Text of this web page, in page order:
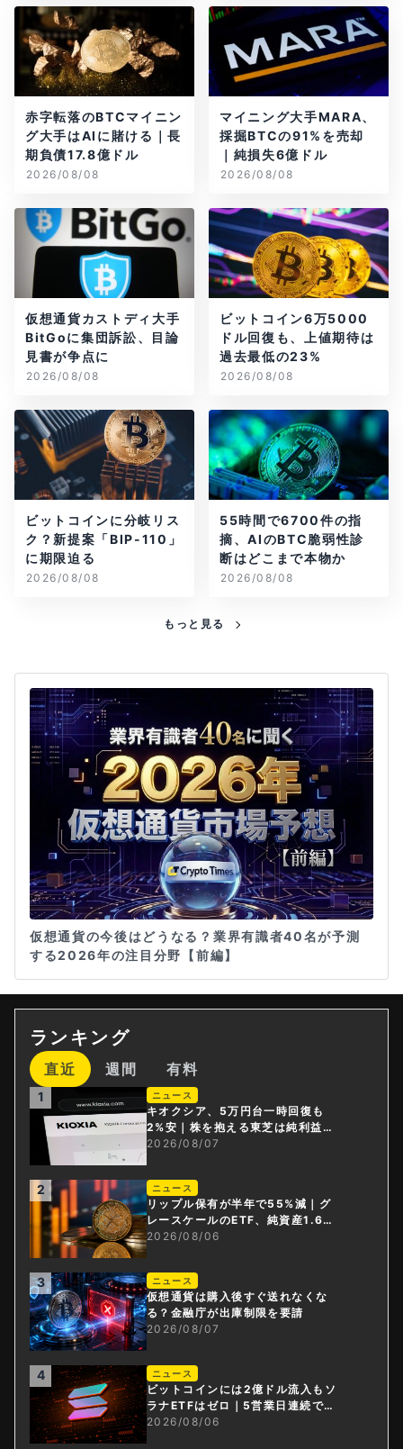
赤字転落のBTCマイニン
グ大手はAIに賭ける｜長
期負債17.8億ドル
2026/08/08
マイニング大手MARA、
採掘BTCの91%を売却
｜純損失6億ドル
2026/08/08
仮想通貨カストディ大手
BitGoに集団訴訟、目論
見書が争点に
2026/08/08
ビットコイン6万5000
ドル回復も、上値期待は
過去最低の23%
2026/08/08
ビットコインに分岐リス
ク？新提案「BIP-110」
に期限迫る
2026/08/08
55時間で6700件の指
摘、AIのBTC脆弱性診
断はどこまで本物か
2026/08/08
もっと見る
仮想通貨の今後はどうなる？業界有識者40名が予測
する2026年の注目分野【前編】
ランキング
直近 週間 有料
1 ニュース
キオクシア、5万円台一時回復も
2%安｜株を抱える東芝は純利益3
0倍
2026/08/07
2 ニュース
リップル保有が半年で55%減｜グ
レースケールのETF、純資産1.6億
ドル減
2026/08/06
3 ニュース
仮想通貨は購入後すぐ送れなくな
る？金融庁が出庫制限を要請
2026/08/07
4 ニュース
ビットコインには2億ドル流入もソ
ラナETFはゼロ｜5営業日連続で停
止
2026/08/06